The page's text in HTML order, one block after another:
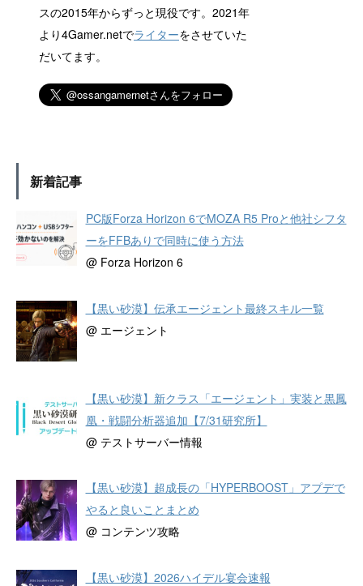
スの2015年からずっと現役です。2021年
より4Gamer.netでライターをさせていた
だいてます。
新着記事
PC版Forza Horizon 6でMOZA R5 Proと他社シフタ
ーをFFBありで同時に使う方法
@ Forza Horizon 6
【黒い砂漠】伝承エージェント最終スキル一覧
@ エージェント
【黒い砂漠】新クラス「エージェント」実装と黒鳳
凰・戦闘分析器追加【7/31研究所】
@ テストサーバー情報
【黒い砂漠】超成長の「HYPERBOOST」アプデで
やると良いことまとめ
@ コンテンツ攻略
【黒い砂漠】2026ハイデル宴会速報